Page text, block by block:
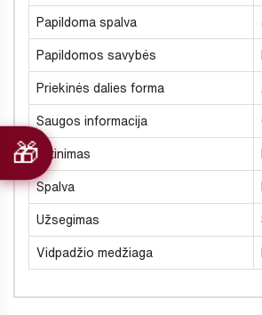
Papildoma spalva
Papildomos savybės
Priekinės dalies forma
Saugos informacija
Šiltinimas
Spalva
Užsegimas
Vidpadžio medžiaga